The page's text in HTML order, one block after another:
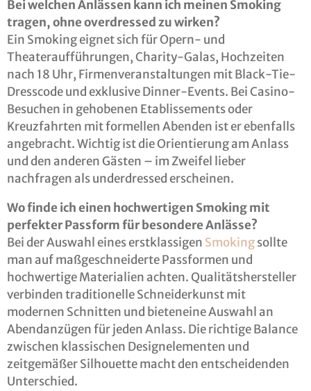
Bei welchen Anlässen kann ich meinen Smoking
tragen, ohne overdressed zu wirken?
Ein Smoking eignet sich für Opern- und
Theateraufführungen, Charity-Galas, Hochzeiten
nach 18 Uhr, Firmenveranstaltungen mit Black-Tie-
Dresscode und exklusive Dinner-Events. Bei Casino-
Besuchen in gehobenen Etablissements oder
Kreuzfahrten mit formellen Abenden ist er ebenfalls
angebracht. Wichtig ist die Orientierung am Anlass
und den anderen Gästen – im Zweifel lieber
nachfragen als underdressed erscheinen.
Wo finde ich einen hochwertigen Smoking mit
perfekter Passform für besondere Anlässe?
Bei der Auswahl eines erstklassigen Smokingsollte
man auf maßgeschneiderte Passformen und
hochwertige Materialien achten. Qualitätshersteller
verbinden traditionelle Schneiderkunst mit
modernen Schnitten und bieteneine Auswahl an
Abendanzügen für jeden Anlass. Die richtige Balance
zwischen klassischen Designelementen und
zeitgemäßer Silhouette macht den entscheidenden
Unterschied.